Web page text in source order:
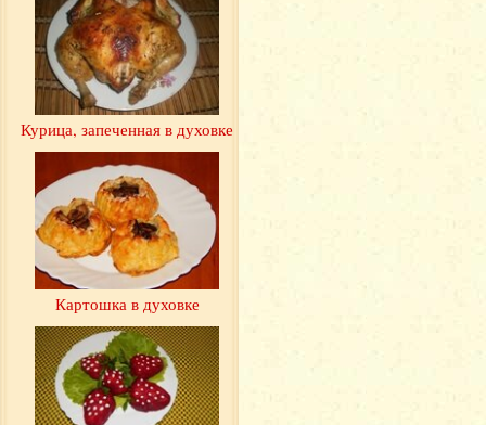
Курица, запеченная в духовке
Картошка в духовке